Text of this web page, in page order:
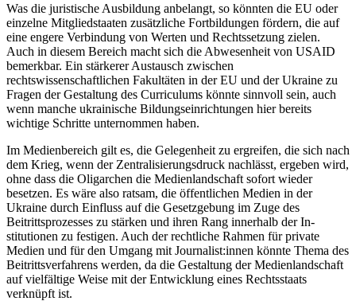
Was die juristische Ausbildung an­belangt, so könnten die EU oder
einzelne Mitgliedstaaten zusätzliche Fortbildungen fördern, die auf
eine engere Verbindung von Werten und Rechtssetzung zielen.
Auch in diesem Bereich macht sich die Abwesenheit von USAID
bemerkbar. Ein stärkerer Austausch zwischen
rechtswissenschaftlichen Fakul­täten in der EU und der Ukraine zu
Fragen der Gestaltung des Curriculums könnte sinnvoll sein, auch
wenn manche ukrainische Bildungseinrichtungen hier bereits
wichtige Schritte unternommen haben.
Im Medienbereich gilt es, die Gelegenheit zu ergreifen, die sich nach
dem Krieg, wenn der Zentralisierungsdruck nachlässt, er­geben wird,
ohne dass die Oligarchen die Medien­landschaft sofort wieder
besetzen. Es wäre also ratsam, die öffentlichen Medien in der
Ukraine durch Einfluss auf die Gesetz­gebung im Zuge des
Beitrittsprozesses zu stärken und ihren Rang innerhalb der In­
stitutionen zu festigen. Auch der rechtliche Rahmen für private
Medien und für den Umgang mit Journalist:innen könnte Thema des
Beitrittsverfahrens werden, da die Gestaltung der Medienlandschaft
auf viel­fältige Weise mit der Entwicklung eines Rechtsstaats
verknüpft ist.